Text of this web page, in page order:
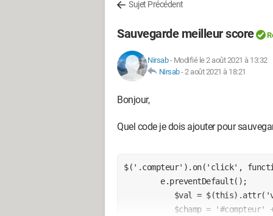
Sujet Précédent
Sauvegarde meilleur score
Nirsab- Modifié le 2 août 2021 à 13:32
Nirsab-2 août 2021 à 18:21
Bonjour,
Quel code je dois ajouter pour
$('.compteur').on('click',